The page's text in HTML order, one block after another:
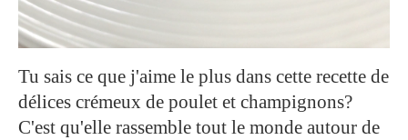
Tu sais ce que j'aime le plus dans cette recette de
délices crémeux de poulet et champignons?
C'est qu'elle rassemble tout le monde autour de